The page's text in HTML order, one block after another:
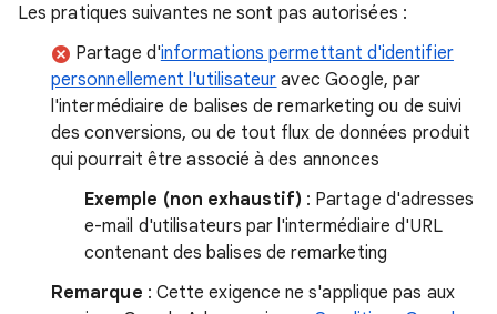
Les pratiques suivantes ne sont pas autorisées :
Partage d'informations permettant d'identifier
personnellement l'utilisateur avec Google, par
l'intermédiaire de balises de remarketing ou de suivi
des conversions, ou de tout flux de données produit
qui pourrait être associé à des annonces
Exemple (non exhaustif) : Partage d'adresses
e-mail d'utilisateurs par l'intermédiaire d'URL
contenant des balises de remarketing
Remarque : Cette exigence ne s'applique pas aux